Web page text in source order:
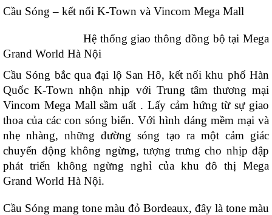
Cầu Sóng – kết nối K-Town và Vincom Mega Mall
Hệ thống giao thông đồng bộ tại Mega
Grand World Hà Nội
Cầu Sóng bắc qua đại lộ San Hô, kết nối khu phố Hàn
Quốc K-Town nhộn nhịp với Trung tâm thương mại
Vincom Mega Mall sầm uất . Lấy cảm hứng từ sự giao
thoa của các con sóng biển. Với hình dáng mềm mại và
nhẹ nhàng, những đường sóng tạo ra một cảm giác
chuyển động không ngừng, tượng trưng cho nhịp đập
phát triển không ngừng nghỉ của khu đô thị Mega
Grand World Hà Nội.
Cầu Sóng mang tone màu đỏ Bordeaux, đây là tone màu